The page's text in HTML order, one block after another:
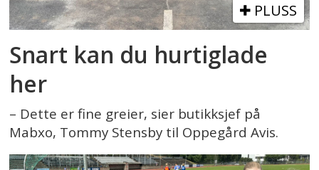
PLUSS
Snart kan du hurtiglade
her
– Dette er fine greier, sier butikksjef på
Mabxo, Tommy Stensby til Oppegård Avis.